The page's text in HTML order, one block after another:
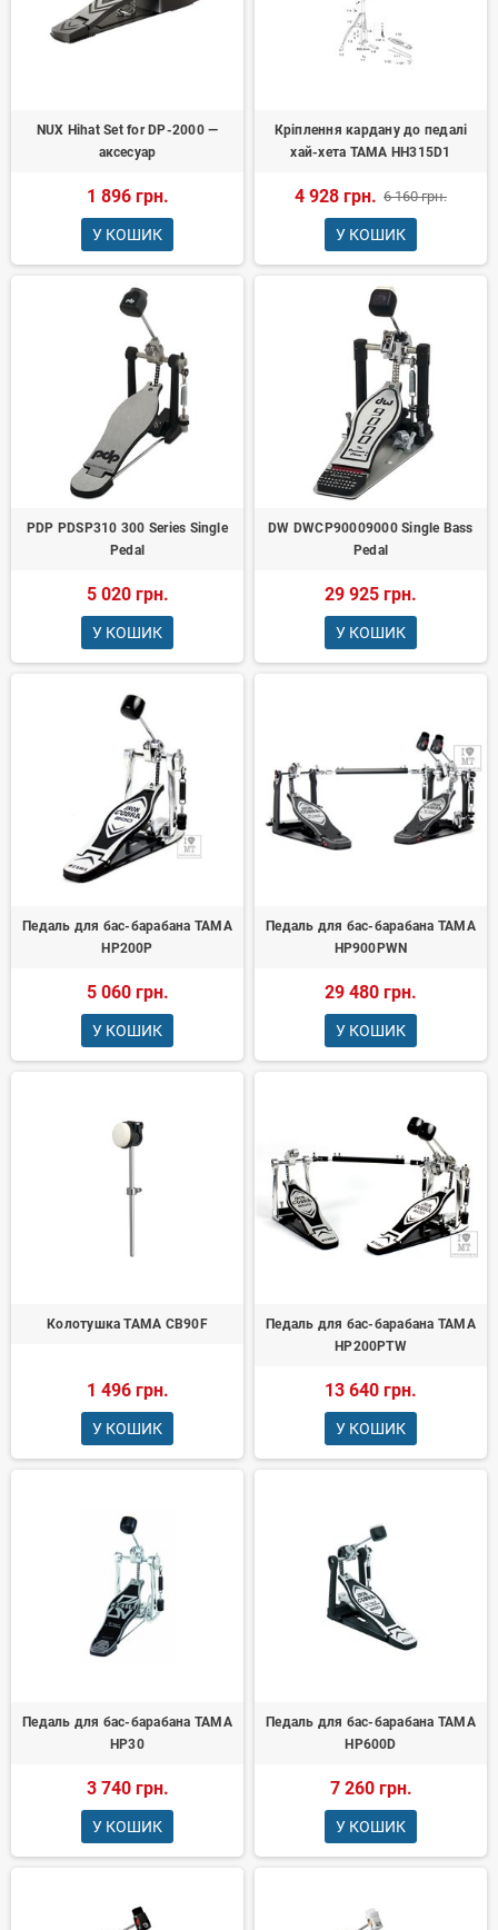
NUX Hihat Set for DP-2000 —
аксесуар
1 896 грн.
У КОШИК
Кріплення кардану до педалі
хай-хета TAMA HH315D1
4 928 грн. 6 160 грн.
У КОШИК
PDP PDSP310 300 Series Single
Pedal
5 020 грн.
У КОШИК
DW DWCP90009000 Single Bass
Pedal
29 925 грн.
У КОШИК
Педаль для бас-барабана TAMA
HP200P
5 060 грн.
У КОШИК
Педаль для бас-барабана TAMA
HP900PWN
29 480 грн.
У КОШИК
Колотушка TAMA CB90F
1 496 грн.
У КОШИК
Педаль для бас-барабана TAMA
HP200PTW
13 640 грн.
У КОШИК
Педаль для бас-барабана TAMA
HP30
3 740 грн.
У КОШИК
Педаль для бас-барабана TAMA
HP600D
7 260 грн.
У КОШИК